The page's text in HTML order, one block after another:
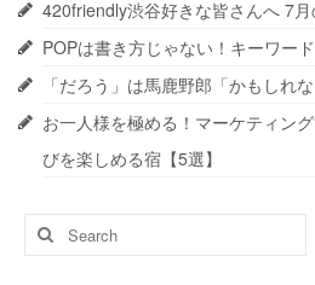
420friendly渋谷好きな皆さんへ 7
POPは書き方じゃない！キーワー
「だろう」は馬鹿野郎「かもしれ
お一人様を極める！マーケティン
びを楽しめる宿【5選】
Search
for: